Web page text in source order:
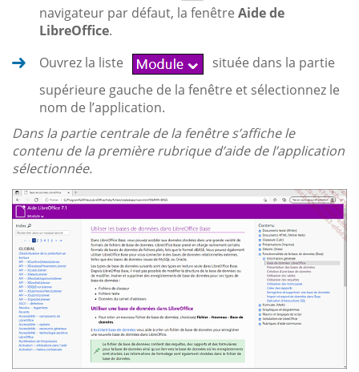
navigateur par défaut, la fenêtre Aide de
LibreOffice.
Ouvrez la liste
située dans la partie
supérieure gauche de la fenêtre et sélectionnez le
nom de l’application.
Dans la partie centrale de la fenêtre s’affiche le
contenu de la première rubrique d’aide de l’application
sélectionnée.